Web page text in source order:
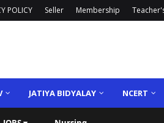
POLICY Seller Membership
JATIYA BIDYALAY NCERT